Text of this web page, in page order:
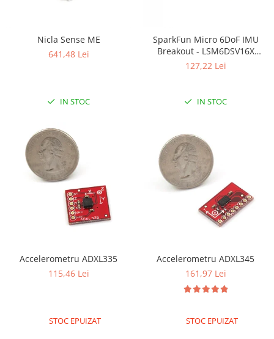
Nicla Sense ME
641,48 Lei
IN STOC
SparkFun Micro 6DoF IMU
Breakout - LSM6DSV16X
(Qwiic)
127,22 Lei
IN STOC
Accelerometru ADXL335
115,46 Lei
STOC EPUIZAT
Accelerometru ADXL345
161,97 Lei
STOC EPUIZAT